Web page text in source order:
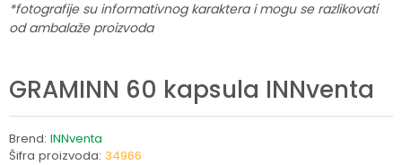
*fotografije su informativnog karaktera i mogu se razlikovati
od ambalaže proizvoda
GRAMINN 60 kapsula INNventa
Brend: INNventa
Šifra proizvoda: 34966